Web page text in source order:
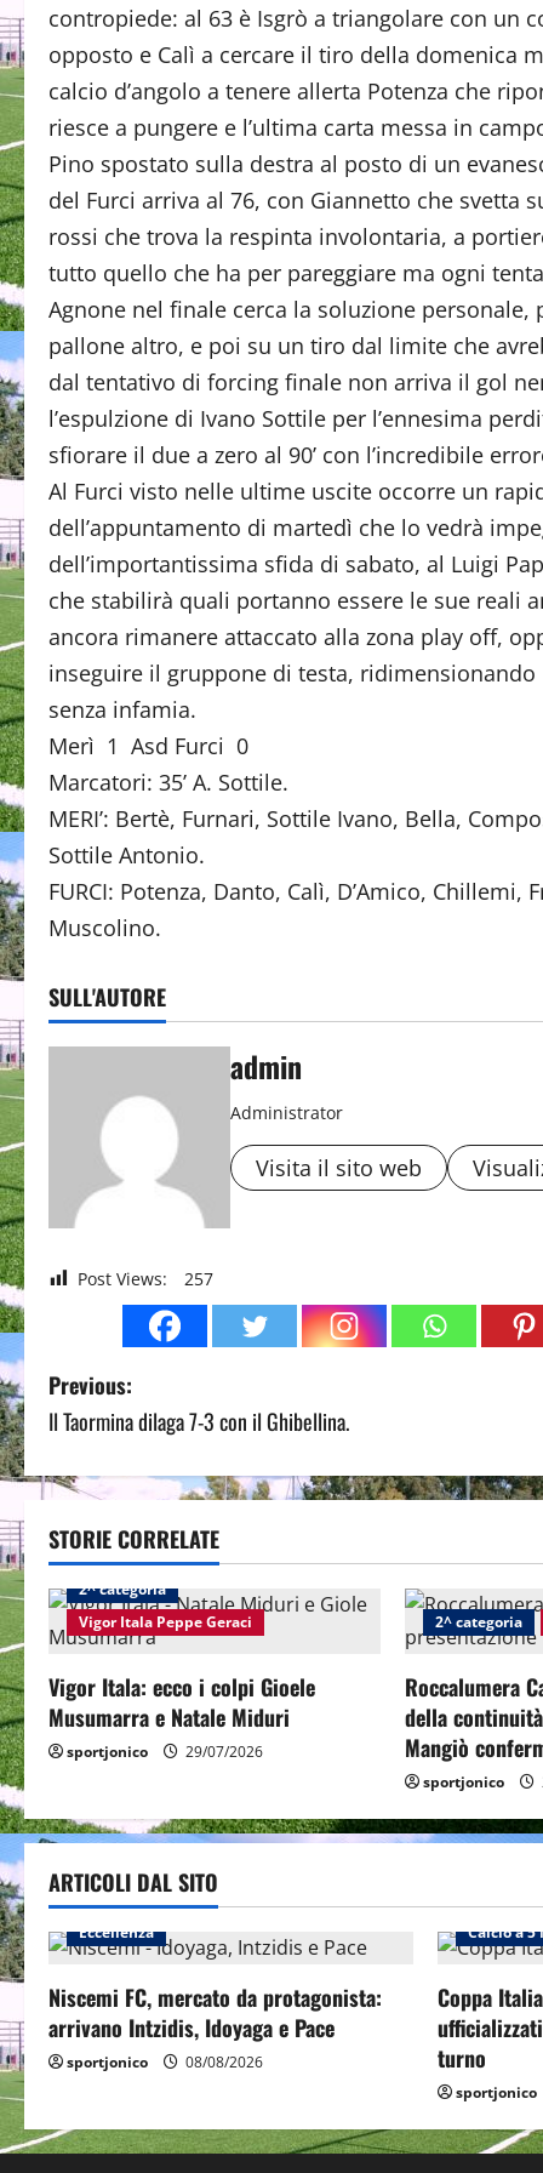
contropiede: al 63 è Isgrò a triangolare con un
opposto e Calì a cercare il tiro della domenica
calcio d’angolo a tenere allerta Potenza che
riesce a pungere e l’ultima carta messa in
Pino spostato sulla destra al posto di un
del Furci arriva al 76, con Giannetto che svetta
rossi che trova la respinta involontaria, a
tutto quello che ha per pareggiare ma ogni
Agnone nel finale cerca la soluzione
pallone altro, e poi su un tiro dal limite che
dal tentativo di forcing finale non arriva il gol
l’espulzione di Ivano Sottile per l’ennesima
sfiorare il due a zero al 90’ con l’incredibile
Al Furci visto nelle ultime uscite occorre un
dell’appuntamento di martedì che lo vedrà
dell’importantissima sfida di sabato, al Luigi
che stabilirà quali portanno essere le sue reali
ancora rimanere attaccato alla zona play off,
inseguire il gruppone di testa,
senza infamia.
Merì 1 Asd Furci 0
Marcatori: 35’ A. Sottile.
MERI’: Bertè, Furnari, Sottile Ivano, Bella,
Sottile Antonio.
FURCI: Potenza, Danto, Calì, D’Amico,
Muscolino.
SULL'AUTORE
admin
Administrator
Visita il sito web
Post Views: 257
P
o
s
t
n
a
v
i
a
t
i
o
n
Previous:
Il Taormina dilaga 7-3 con il Ghibellina.
STORIE CORRELATE
2^ categoria
Vigor Itala Peppe Geraci
Vigor Itala: ecco i colpi Gioele
Musumarra e Natale Miduri
sportjonico 29/07/2026
2^ categoria
Roccalumera
della
Mangiò
sportjonico
ARTICOLI DAL SITO
Eccellenza
Niscemi FC, mercato da protagonista:
arrivano Intzidis, Idoyaga e Pace
sportjonico 08/08/2026
Calcio a 5
Coppa
turno
sportjonico